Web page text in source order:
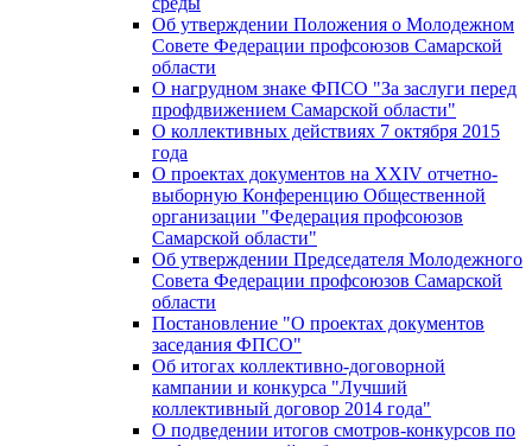
Об утверждении Положения о Молодежном
Совете Федерации профсоюзов Самарской
области
О нагрудном знаке ФПСО "За заслуги перед
профдвижением Самарской области"
О коллективных действиях 7 октября 2015
года
О проектах документов на XXIV отчетно-
выборную Конференцию Общественной
организации "Федерация профсоюзов
Самарской области"
Об утверждении Председателя Молодежного
Совета Федерации профсоюзов Самарской
области
Постановление "О проектах документов
заседания ФПСО"
Об итогах коллективно-договорной
кампании и конкурса "Лучший
коллективный договор 2014 года"
О подведении итогов смотров-конкурсов по